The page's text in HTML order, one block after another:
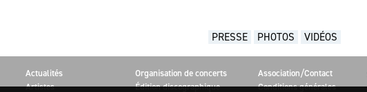
PRESSE PHOTOS VIDÉOS
Actualités
Artistes
Organisation de concerts
Édition discographique
Association/Contact
Conditions générales